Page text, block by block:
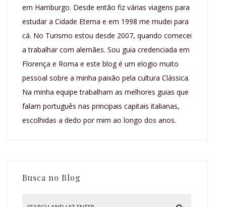
em Hamburgo. Desde então fiz várias viagens para
estudar a Cidade Eterna e em 1998 me mudei para
cá. No Turismo estou desde 2007, quando comecei
a trabalhar com alemães. Sou guia credenciada em
Florença e Roma e este blog é um elogio muito
pessoal sobre a minha paixão pela cultura Clássica.
Na minha equipe trabalham as melhores guias que
falam português nas principais capitais italianas,
escolhidas a dedo por mim ao longo dos anos.
Busca no Blog